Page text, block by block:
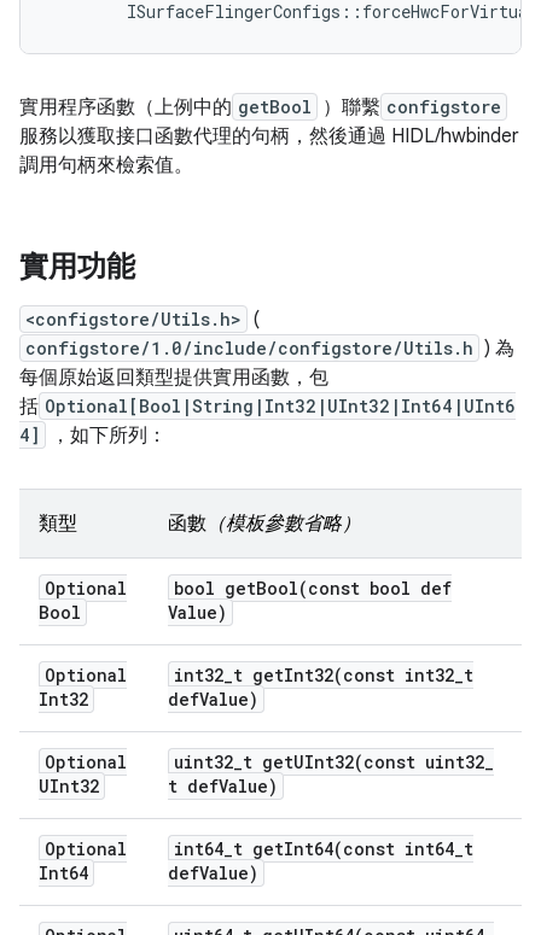
實用程序函數（上例中的 getBool ）聯繫 configstore
服務以獲取接口函數代理的句柄，然後通過 HIDL/hwbinder
調用句柄來檢索值。
實用功能
<configstore/Utils.h> (
configstore/1.0/include/configstore/Utils.h ) 為
每個原始返回類型提供實用函數，包
括 Optional[Bool|String|Int32|UInt32|Int64|UInt6
4]
，如下所列：
類型 函數 （模板參數省略）
Optional
Bool
bool getBool(const bool def
Value)
Optional
Int32
int32_t getInt32(const int32_t
defValue)
Optional
UInt32
uint32_t getUInt32(const uint32_
t defValue)
Optional
Int64
int64_t getInt64(const int64_t
defValue)